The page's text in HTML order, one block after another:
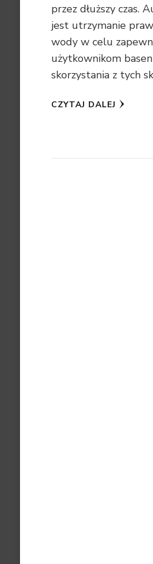
przez dłuższy czas.
jest utrzymanie
wody w celu
użytkownikom
skorzystania z tych
CZYTAJ DALEJ